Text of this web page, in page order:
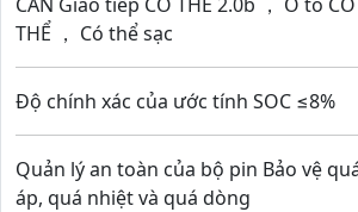
THỂ ， Có thể sạc
Độ chính xác của ước tính SOC ≤8%
Quản lý an toàn của bộ pin Bảo vệ
áp, quá nhiệt và quá dòng